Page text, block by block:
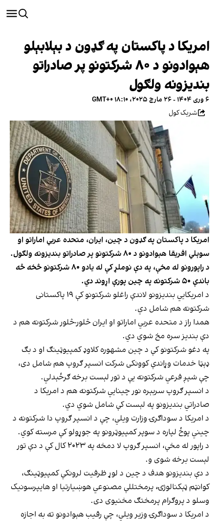
امریکا د پاکستان په ګډون د بېلابېلو
هېوادونو د ۸۰ شرکتونو پر صادراتو
بندیزونه ولګول
۶ وری ۱۴۰۴ - ۲۶ مارچ ۲۰۲۵، ۱۸:۱۰ GMT+۰
شریک کول
امریکا د پاکستان په ګډون د چین، ایران، متحده عربي اماراتو او
سوېلي افریقا هېوادونو د ۸۰ شرکتونو پر صادراتو بندیزونه ولګول.
د راپورونو له مخې، په دې نوملړ کې له یادو ۸۰ شرکتونو څخه څه
باندې ۵۰ شرکتونه په چین پورې اړوند دي.
د امریکايي بندیزونو لاندې راغلو شرکتونو کې ۱۹ پاکستانی
شرکتونه هم شامل دي.
همدا راز د متحده عربي اماراتو او ایران څلور-څلور شرکتونه هم د
دې بندیز سره مخ شوي دي.
په دغو شرکتونو کې د چین مشهوره کلاوډ کمپیوټینګ او د بګ
ډېټا خدمات وړاندې کوونکی شرکت انسپر ګروپ هم شامل دی،
چې شپږ فرعي شرکتونه یې د تور لېست برخه ګرځېدلي.
د انسپر ګروپ سربېره نور چینايي شرکتونه هم د امریکا د
صادراتي بندیزونو په لېست کې شامل شوي دي.
د امریکا د سوداګرۍ وزارت ویلي، چې د انسپر ګروپ دا شرکتونه د
چیني پوځ لپاره د سوپر کمپیوټرونو په جوړولو کې مرسته کوي.
د راپور له مخې، انسپر ګروپ لا دمخه په ۲۰۲۳ کال کې د دې تور
لېست برخه شوی و.
د دې بندیزونو هدف د چین د لوړ ظرفیت لرونکې کمپیوټینګ،
کوانټم ټېکنالوژۍ، پرمختللې مصنوعي هوښیارتیا او هایپرسونیک
وسلو د پروګرام پرمختګ مخنیوی دی.
د امریکا د سوداګرۍ وزیر ویلي، چې رقیب هېوادونو ته به اجازه